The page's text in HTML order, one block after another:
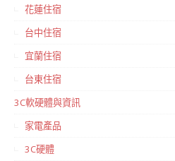
花蓮住宿
台中住宿
宜蘭住宿
台東住宿
3C軟硬體與資訊
家電產品
3C硬體